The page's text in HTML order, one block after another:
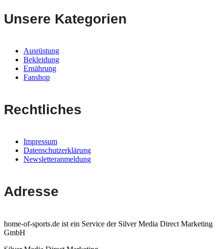
Unsere Kategorien
Ausrüstung
Bekleidung
Ernährung
Fanshop
Rechtliches
Impressum
Datenschutzerklärung
Newsletteranmeldung
Adresse
home-of-sports.de ist ein Service der Silver Media Direct Marketing
GmbH